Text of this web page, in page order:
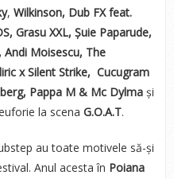
, Wilkinson, Dub FX feat.
Grasu XXL, Șuie Paparude,
Andi Moisescu, The
x Silent Strike, Cucugram
Pappa M & Mc Dylmași
la scena G.O.A.T.
au toate motivele să-și
Anul acesta în Poiana